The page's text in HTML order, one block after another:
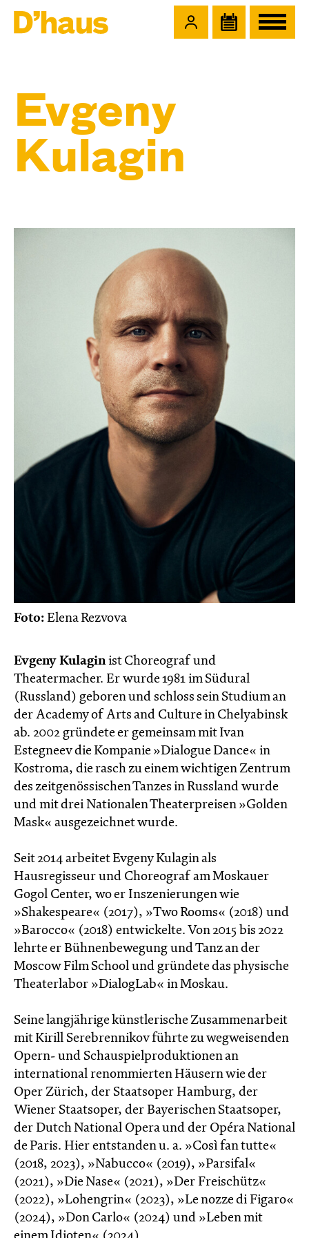
Evgeny
Kulagin
Foto: Elena Rezvova
Evgeny Kulagin ist Choreograf und
Theatermacher. Er wurde 1981 im Südural
(Russland) geboren und schloss sein Studium an
der Academy of Arts and Culture in Chelyabinsk
ab. 2002 gründete er gemeinsam mit Ivan
Estegneev die Kompanie »Dialogue Dance« in
Kostroma, die rasch zu einem wichtigen Zentrum
des zeitgenössischen Tanzes in Russland wurde
und mit drei Nationalen Theaterpreisen »Golden
Mask« ausgezeichnet wurde.
Seit 2014 arbeitet Evgeny Kulagin als
Hausregisseur und Choreograf am Moskauer
Gogol Center, wo er Inszenierungen wie
»Shakespeare« (2017), »Two Rooms« (2018) und
»Barocco« (2018) entwickelte. Von 2015 bis 2022
lehrte er Bühnenbewegung und Tanz an der
Moscow Film School und gründete das physische
Theaterlabor »DialogLab« in Moskau.
Seine langjährige künstlerische Zusammenarbeit
mit Kirill Serebrennikov führte zu wegweisenden
Opern- und Schauspielproduktionen an
international renommierten Häusern wie der
Oper Zürich, der Staatsoper Hamburg, der
Wiener Staatsoper, der Bayerischen Staatsoper,
der Dutch National Opera und der Opéra National
de Paris. Hier entstanden u. a. »Così fan tutte«
(2018, 2023), »Nabucco« (2019), »Parsifal«
(2021), »Die Nase« (2021), »Der Freischütz«
(2022), »Lohengrin« (2023), »Le nozze di Figaro«
(2024), »Don Carlo« (2024) und »Leben mit